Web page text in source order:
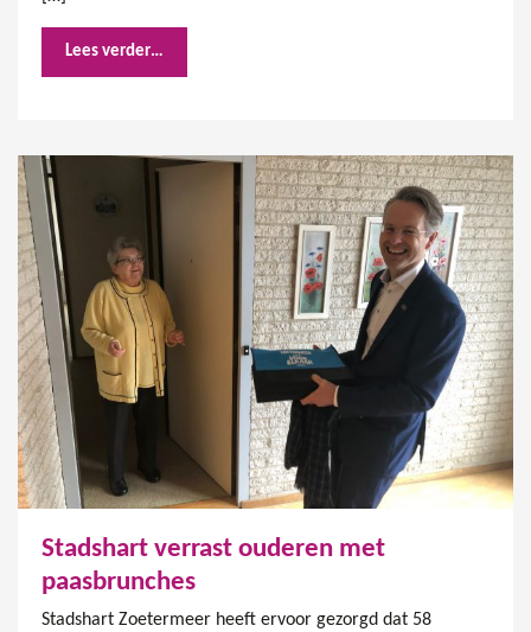
Lees verder…
Stadshart verrast ouderen met
paasbrunches
Stadshart Zoetermeer heeft ervoor gezorgd dat 58